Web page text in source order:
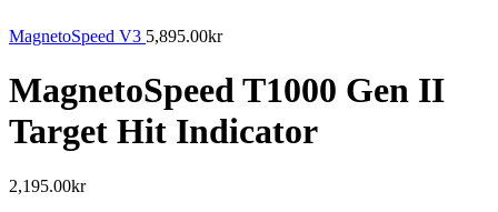
MagnetoSpeed V3 5,895.00kr
MagnetoSpeed T1000 Gen II
Target Hit Indicator
2,195.00kr